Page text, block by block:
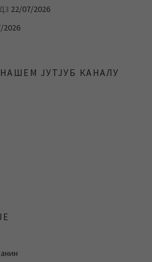
22/07/2026
2026
ЈУТЈУБ КАНАЛУ